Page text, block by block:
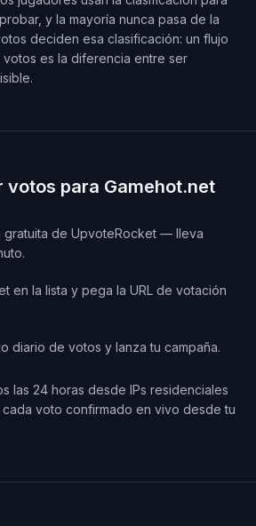
y la mayoría nunca pasa de la
deciden esa clasificación: un flujo
es la diferencia entre ser
votos para Gamehot.net
gratuita de UpvoteRocket — lleva
en la lista y pega la URL de votación
diario de votos y lanza tu campaña.
las 24 horas desde IPs residenciales
voto confirmado en vivo desde tu